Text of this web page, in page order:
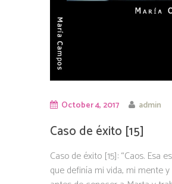
October 4, 2017 admin
Caso de éxito [15]
Caso de éxito [15]: “Caos. Esa
que definía mi vida, mi mente